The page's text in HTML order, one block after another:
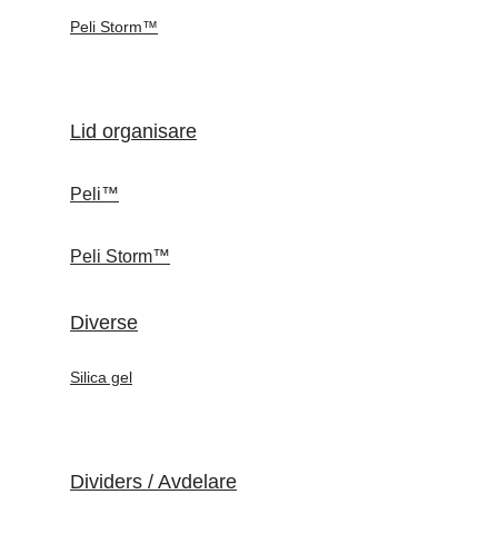
Peli Storm™
Lid organisare
Peli™
Peli Storm™
Diverse
Silica gel
Dividers / Avdelare